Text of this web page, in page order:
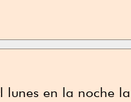
en la noche